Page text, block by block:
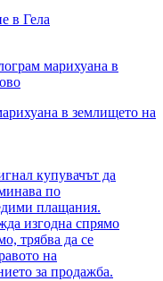
в Гела
в землището на